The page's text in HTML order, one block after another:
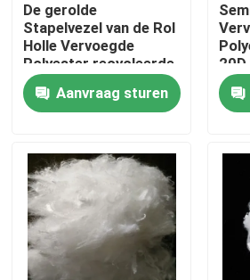
Contacteer ons
Vraag een offerte aan
Viscosestapelvezel
Stapelvezel van gerecycled
Stapelvezel van polypropyleen
De gerolde
Stapelvezel van de Rol
Holle Vervoegde
Polyester recycleerde
51mm
Aanvraag sturen